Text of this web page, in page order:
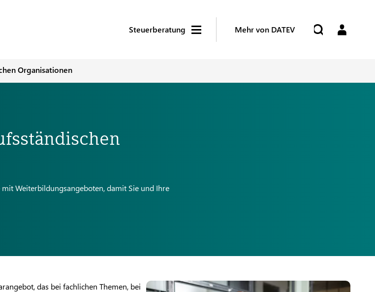
Steuerberatung Mehr von DATEV
Organisationen
Weiterbildungsangeboten, damit Sie und Ihre
das bei fachlichen Themen, bei